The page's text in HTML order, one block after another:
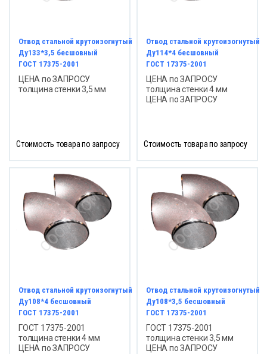
Отвод стальной крутоизогнутый
Ду133*3,5 бесшовный
ГОСТ 17375-2001
ЦЕНА по ЗАПРОСУ
толщина стенки 3,5 мм
Стоимость товара по запросу
Отвод стальной крутоизогнутый
Ду114*4 бесшовный
ГОСТ 17375-2001
ЦЕНА по ЗАПРОСУ
толщина стенки 4 мм
ЦЕНА по ЗАПРОСУ
Стоимость товара по запросу
Отвод стальной крутоизогнутый
Ду108*4 бесшовный
ГОСТ 17375-2001
ГОСТ 17375-2001
толщина стенки 4 мм
ЦЕНА по ЗАПРОСУ
Отвод стальной крутоизогнутый
Ду108*3,5 бесшовный
ГОСТ 17375-2001
ГОСТ 17375-2001
толщина стенки 3,5 мм
ЦЕНА по ЗАПРОСУ